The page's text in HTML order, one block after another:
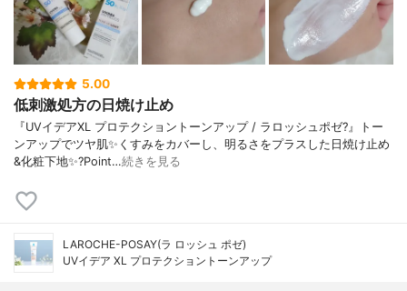
5.00
低刺激処方の日焼け止め
『UVイデアXL プロテクショントーンアップ / ラロッシュポゼ?』トー
ンアップでツヤ肌✨くすみをカバーし、明るさをプラスした日焼け止め
&化粧下地✨?Point…続きを見る
LAROCHE-POSAY(ラ ロッシュ ポゼ)
UVイデア XL プロテクショントーンアップ